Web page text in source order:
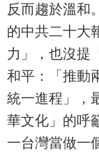
反而趨於溫和
的中共二十大
力」，也沒提
和平：「推動
統一進程」，
華文化」的呼
一台灣當做一